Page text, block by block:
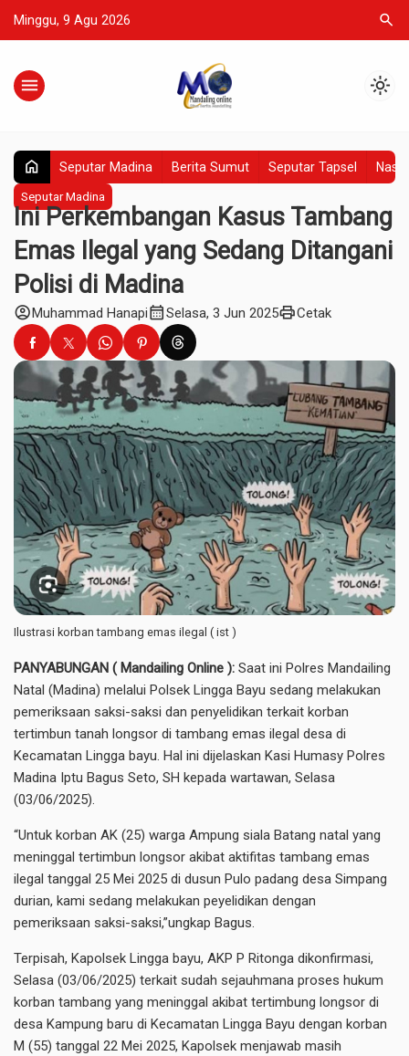
Minggu, 9 Agu 2026 search
menu light_mode
home Seputar Madina Berita Sumut Seputar Tapsel
Seputar Madina
Ini Perkembangan Kasus Tambang
Emas Ilegal yang Sedang Ditangani
Polisi di Madina
account_circleMuhammad Hanapicalendar_monthSelasa, 3 Jun 2025printCetak
Ilustrasi korban tambang emas ilegal ( ist )
PANYABUNGAN ( Mandailing Online ): Saat ini Polres Mandailing
Natal (Madina) melalui Polsek Lingga Bayu sedang melakukan
pemeriksaan saksi-saksi dan penyelidikan terkait korban
tertimbun tanah longsor di tambang emas ilegal desa di
Kecamatan Lingga bayu. Hal ini dijelaskan Kasi Humasy Polres
Madina Iptu Bagus Seto, SH kepada wartawan, Selasa
(03/06/2025).
“Untuk korban AK (25) warga Ampung siala Batang natal yang
meninggal tertimbun longsor akibat aktifitas tambang emas
ilegal tanggal 25 Mei 2025 di dusun Pulo padang desa Simpang
durian, kami sedang melakukan peyelidikan dengan
pemeriksaan saksi-saksi,”ungkap Bagus.
Terpisah, Kapolsek Lingga bayu, AKP P Ritonga dikonfirmasi,
Selasa (03/06/2025) terkait sudah sejauhmana proses hukum
korban tambang yang meninggal akibat tertimbung longsor di
desa Kampung baru di Kecamatan Lingga Bayu dengan korban
M (55) tanggal 22 Mei 2025, Kapolsek menjawab masih